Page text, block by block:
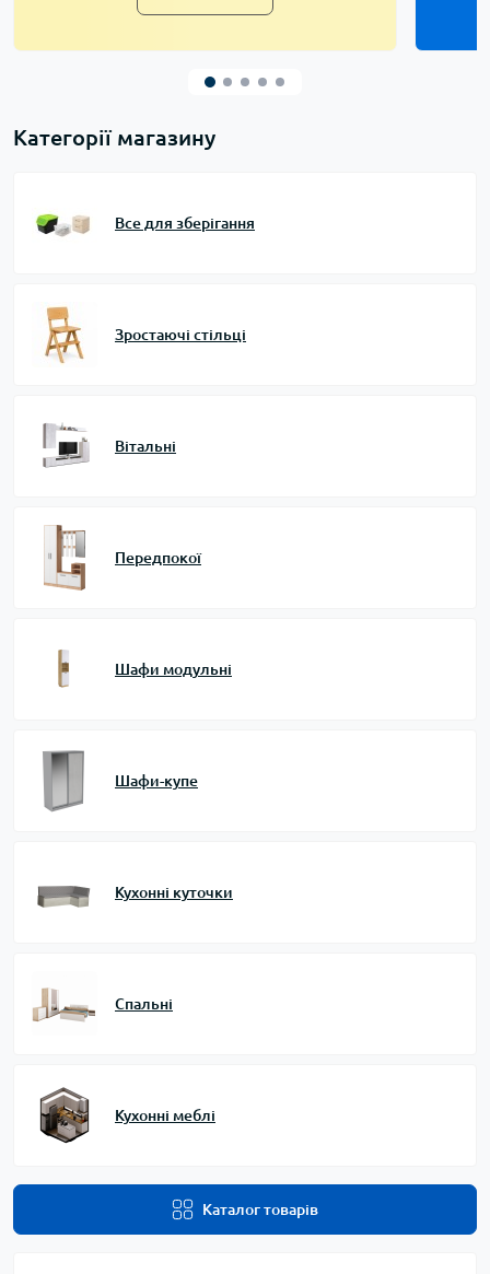
Категорії магазину
Все для зберігання
Зростаючі стільці
Вітальні
Передпокої
Шафи модульні
Шафи-купе
Кухонні куточки
Спальні
Кухонні меблі
Каталог товарів